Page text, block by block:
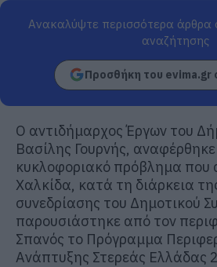
Ανακαλύψτε περισσότερα
αναζήτησης
Προσθήκη του evima.gr
Ο αντιδήμαρχος Έργων του
Βασίλης Γουρνής,
κυκλοφοριακό πρόβλημα που
Χαλκίδα, κατά τη διάρκεια
συνεδρίασης του Δημοτικού
παρουσιάστηκε από τον
Σπανός το Πρόγραμμα
Ανάπτυξης Στερεάς Ελλάδας